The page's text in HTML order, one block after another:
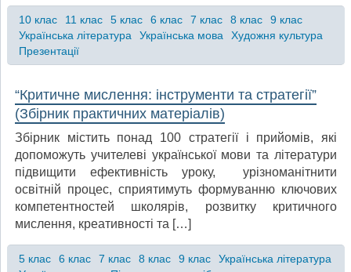
10 клас 11 клас 5 клас 6 клас 7 клас 8 клас
9 клас
Українська література
Українська мова
Художня культура
Презентації
“Критичне мислення: інструменти та стратегії”
(Збірник практичних матеріалів)
Збірник містить понад 100 стратегії і прийомів, які
допоможуть учителеві української мови та літератури
підвищити ефективність уроку, урізноманітнити
освітній процес, сприятимуть формуванню ключових
компетентностей школярів, розвитку критичного
мислення, креативності та […]
5 клас 6 клас 7 клас 8 клас 9 клас
Українська література